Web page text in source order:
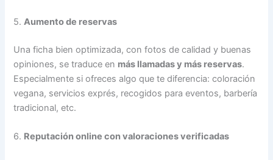
5.Aumento de reservas
Una ficha bien optimizada, con fotos de calidad y buenas
opiniones, se traduce en más llamadas y más reservas.
Especialmente si ofreces algo que te diferencia: coloración
vegana, servicios exprés, recogidos para eventos, barbería
tradicional, etc.
6. Reputación online con valoraciones verificadas